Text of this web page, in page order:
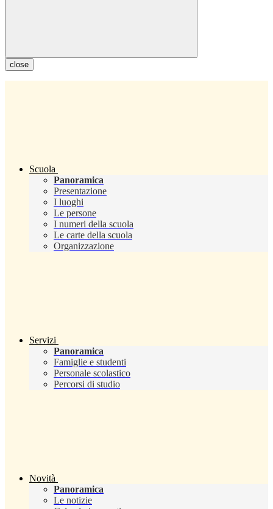
close
Scuola
Panoramica
Presentazione
I luoghi
Le persone
I numeri della scuola
Le carte della scuola
Organizzazione
Servizi
Panoramica
Famiglie e studenti
Personale scolastico
Percorsi di studio
Novità
Panoramica
Le notizie